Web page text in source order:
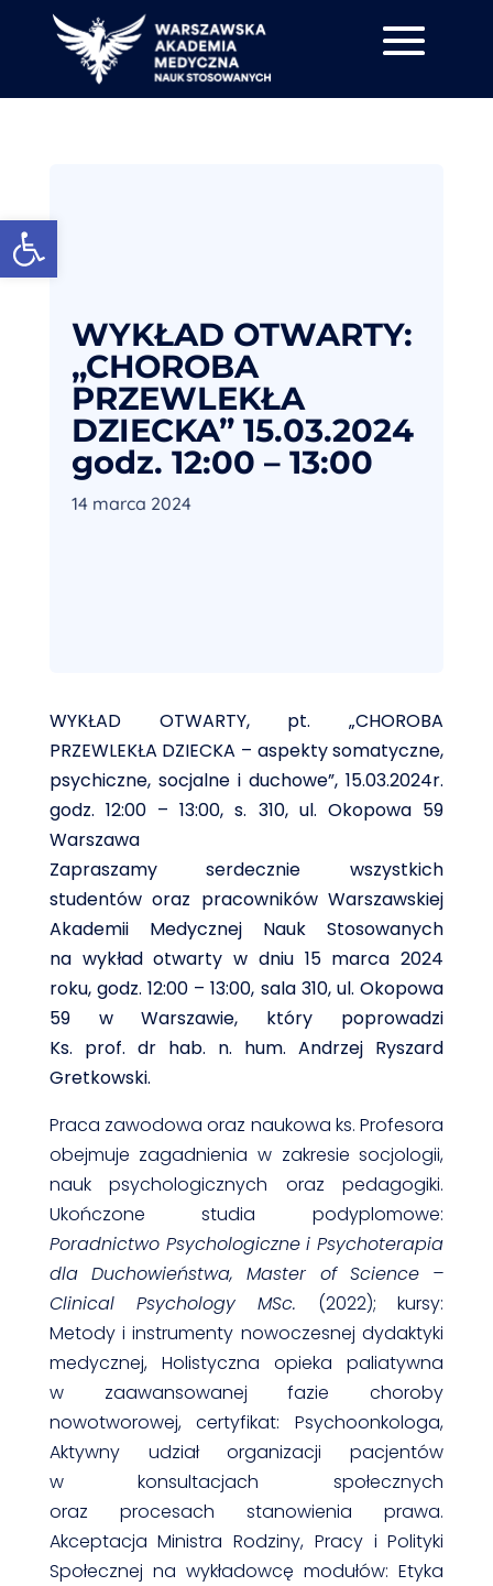
WYKŁAD OTWARTY:
„CHOROBA
PRZEWLEKŁA
DZIECKA” 15.03.2024
godz. 12:00 – 13:00
14 marca 2024
WYKŁAD OTWARTY, pt. „CHOROBA
PRZEWLEKŁA DZIECKA – aspekty somatyczne,
psychiczne, socjalne i duchowe”, 15.03.2024r.
godz. 12:00 – 13:00, s. 310, ul. Okopowa 59
Warszawa
Zapraszamy serdecznie wszystkich
studentów oraz pracowników Warszawskiej
Akademii Medycznej Nauk Stosowanych
na wykład otwarty w dniu 15 marca 2024
roku, godz. 12:00 – 13:00, sala 310, ul. Okopowa
59 w Warszawie, który poprowadzi
Ks. prof. dr hab. n. hum. Andrzej Ryszard
Gretkowski.
Praca zawodowa oraz naukowa ks. Profesora
obejmuje zagadnienia w zakresie socjologii,
nauk psychologicznych oraz pedagogiki.
Ukończone studia podyplomowe:
Poradnictwo Psychologiczne i Psychoterapia
dla Duchowieństwa, Master of Science –
Clinical Psychology MSc. (2022); kursy:
Metody i instrumenty nowoczesnej dydaktyki
medycznej, Holistyczna opieka paliatywna
w zaawansowanej fazie choroby
nowotworowej, certyfikat: Psychoonkologa,
Aktywny udział organizacji pacjentów
w konsultacjach społecznych
oraz procesach stanowienia prawa.
Akceptacja Ministra Rodziny, Pracy i Polityki
Społecznej na wykładowcę modułów: Etyka
Otwórz pasek narzędzi